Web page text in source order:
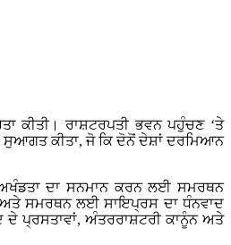
ਕੀਤੀ। ਰਾਸ਼ਟਰਪਤੀ ਭਵਨ ਪਹੁੰਚਣ ‘ਤੇ
ਸੁਆਗਤ ਕੀਤਾ, ਜੋ ਕਿ ਦੋਨੋਂ ਦੇਸ਼ਾਂ ਦਰਮਿਆਨ
ਦਾ ਸਨਮਾਨ ਕਰਨ ਲਈ ਸਮਰਥਨ
ਅਤੇ ਸਮਰਥਨ ਲਈ ਸਾਇਪ੍ਰਸ ਦਾ ਧੰਨਵਾਦ
ਪ੍ਰਸਤਾਵਾਂ, ਅੰਤਰਰਾਸ਼ਟਰੀ ਕਾਨੂੰਨ ਅਤੇ